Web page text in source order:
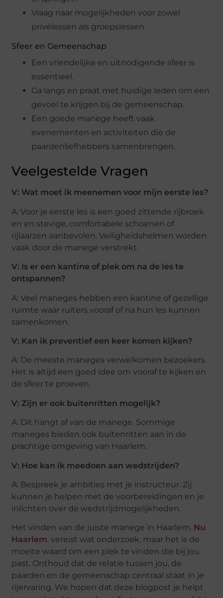
Vraag naar mogelijkheden voor zowel
privélessen als groepslessen.
Sfeer en Gemeenschap
Een vriendelijke en uitnodigende sfeer is
essentieel.
Ga langs en praat met huidige leden om een
gevoel te krijgen bij de gemeenschap.
Een goede manege heeft vaak
evenementen en activiteiten die de
paardenliefhebbers samenbrengen.
Veelgestelde Vragen
V: Wat moet ik meenemen voor mijn eerste les?
A: Voor je eerste les is een goed zittende rijbroek
en en stevige, comfortabele schoenen of
rijlaarzen aanbevolen. Veiligheidshelmen worden
vaak door de manege verstrekt.
V: Is er een kantine of plek om na de les te
ontspannen?
A: Veel maneges hebben een kantine of gezellige
ruimte waar ruiters vooraf of na hun les kunnen
samenkomen.
V: Kan ik preventief een keer komen kijken?
A: De meeste maneges verwelkomen bezoekers.
Het is altijd een goed idee om vooraf te kijken en
de sfeer te proeven.
V: Zijn er ook buitenritten mogelijk?
A: Dit hangt af van de manege. Sommige
maneges bieden ook buitenritten aan in de
prachtige omgeving van Haarlem.
V: Hoe kan ik meedoen aan wedstrijden?
A: Bespreek je ambities met je instructeur. Zij
kunnen je helpen met de voorbereidingen en je
inlichten over de wedstrijdmogelijkheden.
Het vinden van de juiste manege in Haarlem. Nu
Haarlem. vereist wat onderzoek, maar het is de
moeite waard om een plek te vinden die bij jou
past. Onthoud dat de relatie tussen jou, de
paarden en de gemeenschap centraal staat in je
rijervaring. We hopen dat deze blogpost je helpt